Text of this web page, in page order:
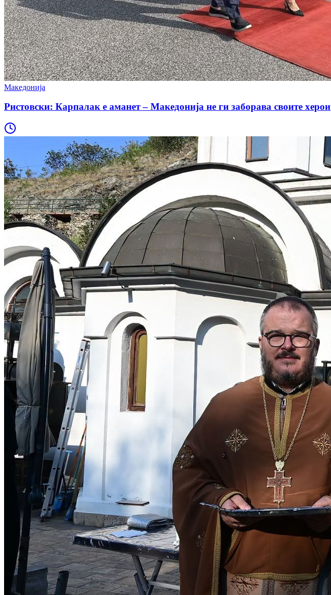
Македонија
Ристовски: Карпалак е аманет – Македонија не ги заборава своите херои